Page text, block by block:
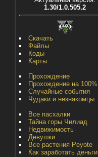
1.30/1.0.505.2
Скачать
Файлы
Коды
Карты
Прохождение
Прохождение на 100%
Случайные события
Чудаки и незнакомцы
Все пасхалки
Тайна горы Чилиад
Недвижимость
Девушки
Все растения Peyote
Как заработать деньги